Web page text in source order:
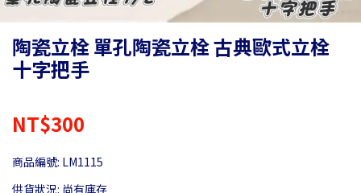
陶瓷立栓 單孔陶瓷立栓 古典歐式立栓
十字把手
NT$300
商品編號: LM1115
供貨狀況: 尚有庫存